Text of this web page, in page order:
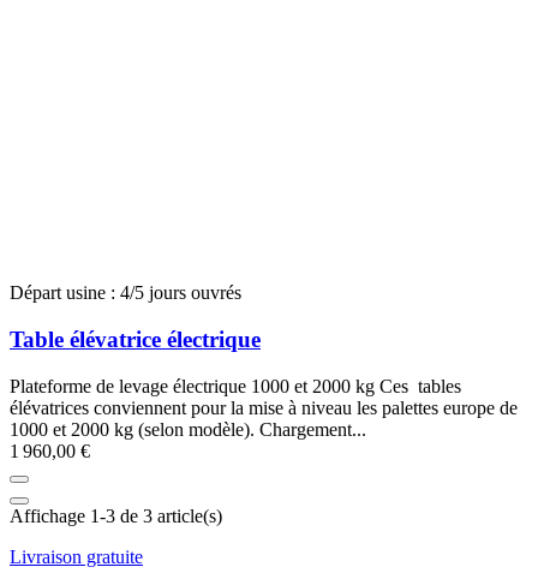
Départ usine : 4/5 jours ouvrés
Table élévatrice électrique
Plateforme de levage électrique 1000 et 2000 kg Ces tables
élévatrices conviennent pour la mise à niveau les palettes europe de
1000 et 2000 kg (selon modèle). Chargement...
1 960,00 €
Affichage 1-3 de 3 article(s)
Livraison gratuite